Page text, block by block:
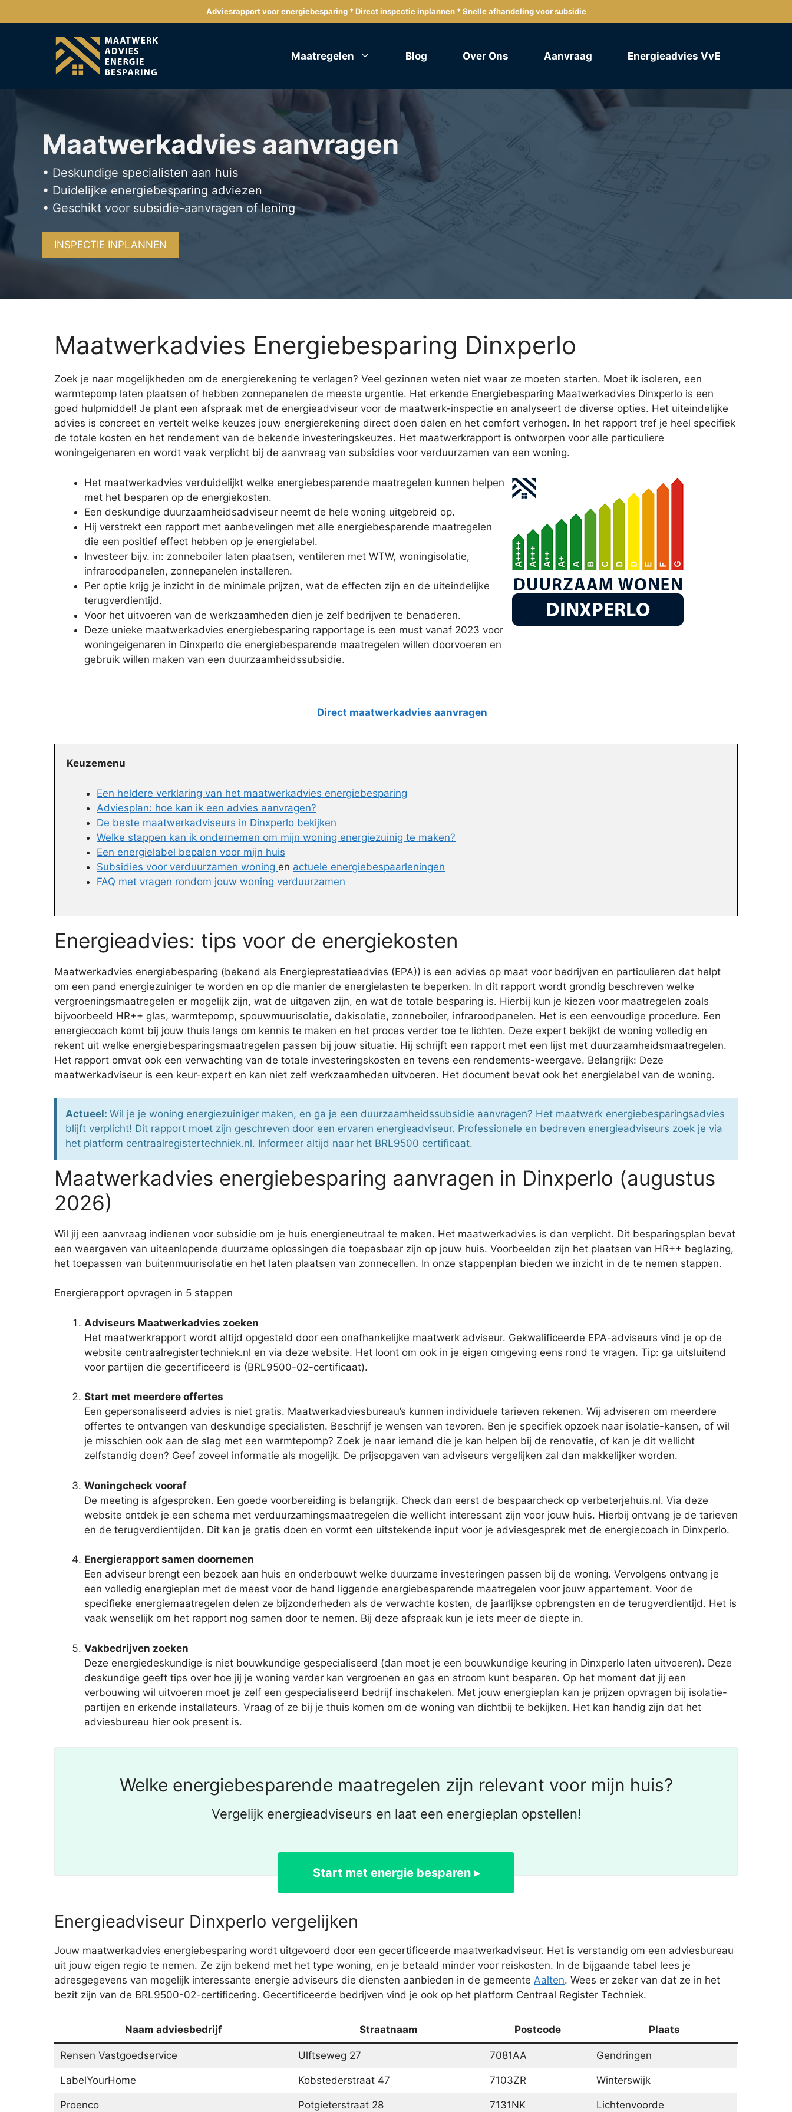
naar
Adviesrapport voor energiebesparing * Direct inspectie inplannen * Snelle afhandeling voor subsidie
Maatregelen Blog Over Ons Aanvraag Energieadvies VvE
Maatwerkadvies aanvragen
• Deskundige specialisten aan huis
• Duidelijke energiebesparing adviezen
• Geschikt voor subsidie-aanvragen of lening
INSPECTIE INPLANNEN
Maatwerkadvies Energiebesparing Dinxperlo
Zoek je naar mogelijkheden om de energierekening te verlagen? Veel gezinnen weten niet waar ze moeten starten. Moet ik isoleren, een
warmtepomp laten plaatsen of hebben zonnepanelen de meeste urgentie. Het erkende Energiebesparing Maatwerkadvies Dinxperlo is een
goed hulpmiddel! Je plant een afspraak met de energieadviseur voor de maatwerk-inspectie en analyseert de diverse opties. Het uiteindelijke
advies is concreet en vertelt welke keuzes jouw energierekening direct doen dalen en het comfort verhogen. In het rapport tref je heel specifiek
de totale kosten en het rendement van de bekende investeringskeuzes. Het maatwerkrapport is ontworpen voor alle particuliere
woningeigenaren en wordt vaak verplicht bij de aanvraag van subsidies voor verduurzamen van een woning.
Het maatwerkadvies verduidelijkt welke energiebesparende maatregelen kunnen helpen
met het besparen op de energiekosten.
Een deskundige duurzaamheidsadviseur neemt de hele woning uitgebreid op.
Hij verstrekt een rapport met aanbevelingen met alle energiebesparende maatregelen
die een positief effect hebben op je energielabel.
Investeer bijv. in: zonneboiler laten plaatsen, ventileren met WTW, woningisolatie,
infraroodpanelen, zonnepanelen installeren.
Per optie krijg je inzicht in de minimale prijzen, wat de effecten zijn en de uiteindelijke
terugverdientijd.
Voor het uitvoeren van de werkzaamheden dien je zelf bedrijven te benaderen.
Deze unieke maatwerkadvies energiebesparing rapportage is een must vanaf 2023 voor
woningeigenaren in Dinxperlo die energiebesparende maatregelen willen doorvoeren en
gebruik willen maken van een duurzaamheidssubsidie.
Direct maatwerkadvies aanvragen
Keuzemenu
Een heldere verklaring van het maatwerkadvies energiebesparing
Adviesplan: hoe kan ik een advies aanvragen?
De beste maatwerkadviseurs in Dinxperlo bekijken
Welke stappen kan ik ondernemen om mijn woning energiezuinig te maken?
Een energielabel bepalen voor mijn huis
Subsidies voor verduurzamen woning en actuele energiebespaarleningen
FAQ met vragen rondom jouw woning verduurzamen
Energieadvies: tips voor de energiekosten
Maatwerkadvies energiebesparing (bekend als Energieprestatieadvies (EPA)) is een advies op maat voor bedrijven en particulieren dat helpt
om een pand energiezuiniger te worden en op die manier de energielasten te beperken. In dit rapport wordt grondig beschreven welke
vergroeningsmaatregelen er mogelijk zijn, wat de uitgaven zijn, en wat de totale besparing is. Hierbij kun je kiezen voor maatregelen zoals
bijvoorbeeld HR++ glas, warmtepomp, spouwmuurisolatie, dakisolatie, zonneboiler, infraroodpanelen. Het is een eenvoudige procedure. Een
energiecoach komt bij jouw thuis langs om kennis te maken en het proces verder toe te lichten. Deze expert bekijkt de woning volledig en
rekent uit welke energiebesparingsmaatregelen passen bij jouw situatie. Hij schrijft een rapport met een lijst met duurzaamheidsmaatregelen.
Het rapport omvat ook een verwachting van de totale investeringskosten en tevens een rendements-weergave. Belangrijk: Deze
maatwerkadviseur is een keur-expert en kan niet zelf werkzaamheden uitvoeren. Het document bevat ook het energielabel van de woning.
Actueel: Wil je je woning energiezuiniger maken, en ga je een duurzaamheidssubsidie aanvragen? Het maatwerk energiebesparingsadvies
blijft verplicht! Dit rapport moet zijn geschreven door een ervaren energieadviseur. Professionele en bedreven energieadviseurs zoek je via
het platform centraalregistertechniek.nl. Informeer altijd naar het BRL9500 certificaat.
Maatwerkadvies energiebesparing aanvragen in Dinxperlo (augustus
2026)
Wil jij een aanvraag indienen voor subsidie om je huis energieneutraal te maken. Het maatwerkadvies is dan verplicht. Dit besparingsplan bevat
een weergaven van uiteenlopende duurzame oplossingen die toepasbaar zijn op jouw huis. Voorbeelden zijn het plaatsen van HR++ beglazing,
het toepassen van buitenmuurisolatie en het laten plaatsen van zonnecellen. In onze stappenplan bieden we inzicht in de te nemen stappen.
Energierapport opvragen in 5 stappen
Adviseurs Maatwerkadvies zoeken
Het maatwerkrapport wordt altijd opgesteld door een onafhankelijke maatwerk adviseur. Gekwalificeerde EPA-adviseurs vind je op de
website centraalregistertechniek.nl en via deze website. Het loont om ook in je eigen omgeving eens rond te vragen. Tip: ga uitsluitend
voor partijen die gecertificeerd is (BRL9500-02-certificaat).
Start met meerdere offertes
Een gepersonaliseerd advies is niet gratis. Maatwerkadviesbureau’s kunnen individuele tarieven rekenen. Wij adviseren om meerdere
offertes te ontvangen van deskundige specialisten. Beschrijf je wensen van tevoren. Ben je specifiek opzoek naar isolatie-kansen, of wil
je misschien ook aan de slag met een warmtepomp? Zoek je naar iemand die je kan helpen bij de renovatie, of kan je dit wellicht
zelfstandig doen? Geef zoveel informatie als mogelijk. De prijsopgaven van adviseurs vergelijken zal dan makkelijker worden.
Woningcheck vooraf
De meeting is afgesproken. Een goede voorbereiding is belangrijk. Check dan eerst de bespaarcheck op verbeterjehuis.nl. Via deze
website ontdek je een schema met verduurzamingsmaatregelen die wellicht interessant zijn voor jouw huis. Hierbij ontvang je de tarieven
en de terugverdientijden. Dit kan je gratis doen en vormt een uitstekende input voor je adviesgesprek met de energiecoach in Dinxperlo.
Energierapport samen doornemen
Een adviseur brengt een bezoek aan huis en onderbouwt welke duurzame investeringen passen bij de woning. Vervolgens ontvang je
een volledig energieplan met de meest voor de hand liggende energiebesparende maatregelen voor jouw appartement. Voor de
specifieke energiemaatregelen delen ze bijzonderheden als de verwachte kosten, de jaarlijkse opbrengsten en de terugverdientijd. Het is
vaak wenselijk om het rapport nog samen door te nemen. Bij deze afspraak kun je iets meer de diepte in.
Vakbedrijven zoeken
Deze energiedeskundige is niet bouwkundige gespecialiseerd (dan moet je een bouwkundige keuring in Dinxperlo laten uitvoeren). Deze
deskundige geeft tips over hoe jij je woning verder kan vergroenen en gas en stroom kunt besparen. Op het moment dat jij een
verbouwing wil uitvoeren moet je zelf een gespecialiseerd bedrijf inschakelen. Met jouw energieplan kan je prijzen opvragen bij isolatie-
partijen en erkende installateurs. Vraag of ze bij je thuis komen om de woning van dichtbij te bekijken. Het kan handig zijn dat het
adviesbureau hier ook present is.
Welke energiebesparende maatregelen zijn relevant voor mijn huis?
Vergelijk energieadviseurs en laat een energieplan opstellen!
Start met energie besparen ▸
Energieadviseur Dinxperlo vergelijken
Jouw maatwerkadvies energiebesparing wordt uitgevoerd door een gecertificeerde maatwerkadviseur. Het is verstandig om een adviesbureau
uit jouw eigen regio te nemen. Ze zijn bekend met het type woning, en je betaald minder voor reiskosten. In de bijgaande tabel lees je
adresgegevens van mogelijk interessante energie adviseurs die diensten aanbieden in de gemeente Aalten. Wees er zeker van dat ze in het
bezit zijn van de BRL9500-02-certificering. Gecertificeerde bedrijven vind je ook op het platform Centraal Register Techniek.
Naam adviesbedrijf Straatnaam Postcode Plaats
Rensen Vastgoedservice Ulftseweg 27 7081AA Gendringen
LabelYourHome Kobstederstraat 47 7103ZR Winterswijk
Proenco Potgieterstraat 28 7131NK Lichtenvoorde